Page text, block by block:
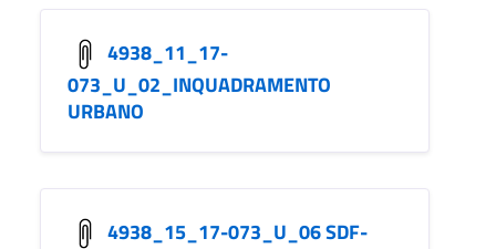
4938_11_17-
073_U_02_INQUADRAMENTO
URBANO
4938_15_17-073_U_06 SDF-